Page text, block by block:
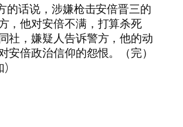
的话说，涉嫌枪击安倍晋三的
，他对安倍不满，打算杀死
社，嫌疑人告诉警方，他的动
安倍政治信仰的怨恨。（完）
)